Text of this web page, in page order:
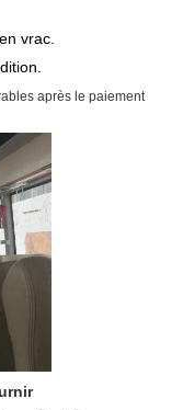
vrac.
après le paiement